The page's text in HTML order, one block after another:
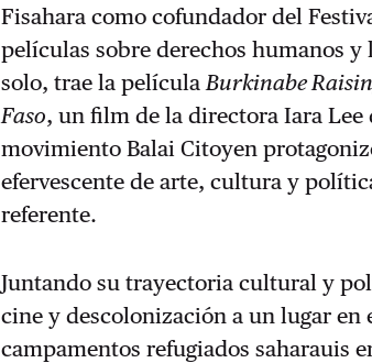
Fisahara como cofundador del
películas sobre derechos humanos
solo, trae la película Burkinabe
Faso, un film de la directora Iara
movimiento Balai Citoyen
efervescente de arte, cultura y
referente.
Juntando su trayectoria cultural y
cine y descolonización a un lugar en
campamentos refugiados saharauis